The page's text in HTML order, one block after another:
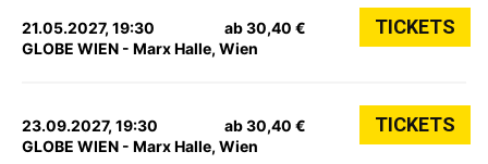
21.05.2027, 19:30
GLOBE WIEN - Marx Halle, Wien
ab 30,40 € TICKETS
23.09.2027, 19:30
GLOBE WIEN - Marx Halle, Wien
ab 30,40 € TICKETS